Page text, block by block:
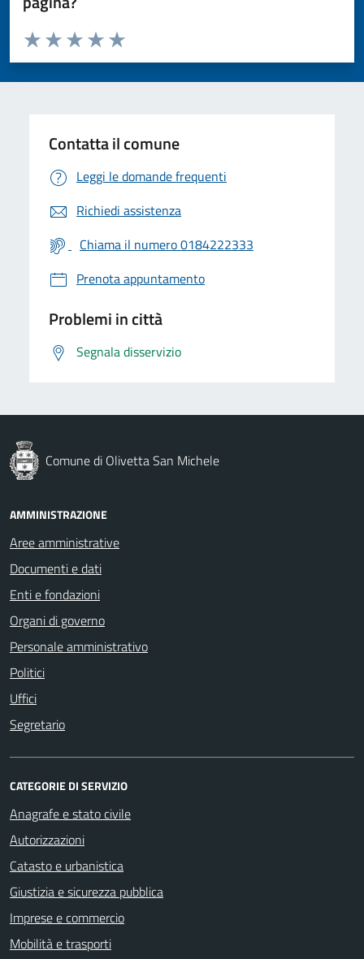
Valuta da 1 a 5 stelle la pagina
Valuta 5 stelle su 5
Valuta 4 stelle su 5
Valuta 3 stelle su 5
Valuta 2 stelle su 5
Valuta 1 stelle su 5
Contatta il comune
Leggi le domande frequenti
Richiedi assistenza
Chiama il numero 0184222333
Prenota appuntamento
Problemi in città
Segnala disservizio
Comune di Olivetta San Michele
AMMINISTRAZIONE
Aree amministrative
Documenti e dati
Enti e fondazioni
Organi di governo
Personale amministrativo
Politici
Uffici
Segretario
CATEGORIE DI SERVIZIO
Anagrafe e stato civile
Autorizzazioni
Catasto e urbanistica
Giustizia e sicurezza pubblica
Imprese e commercio
Mobilità e trasporti